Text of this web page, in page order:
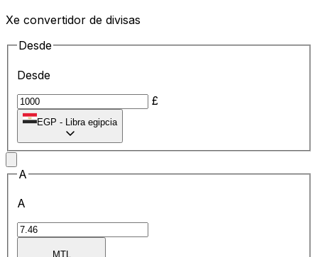
Xe convertidor de divisas
Desde
Desde
£
EGP - Libra egipcia
A
A
MTL